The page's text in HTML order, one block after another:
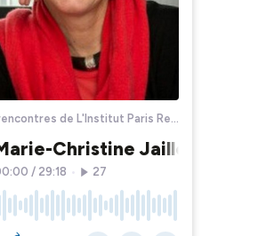
Débats et rencontres de L'Institut Paris Region
Christine Jaillet : les
/ 29:18 27